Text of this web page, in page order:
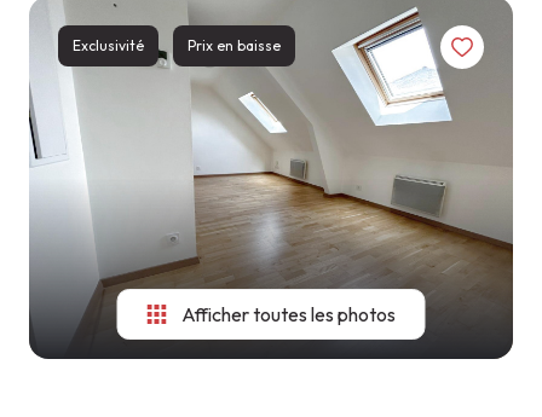
CONSITUTER
VOTRE
DOSSIER
GUIDE DU
LOCATAIRE
LES
AGENCES
NOS
MÉTIERS
CONTACT
SYNDIC
Exclusivité Prix en baisse
Afficher toutes les photos